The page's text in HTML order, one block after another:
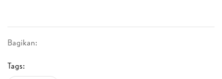
Bagikan:
Tags: